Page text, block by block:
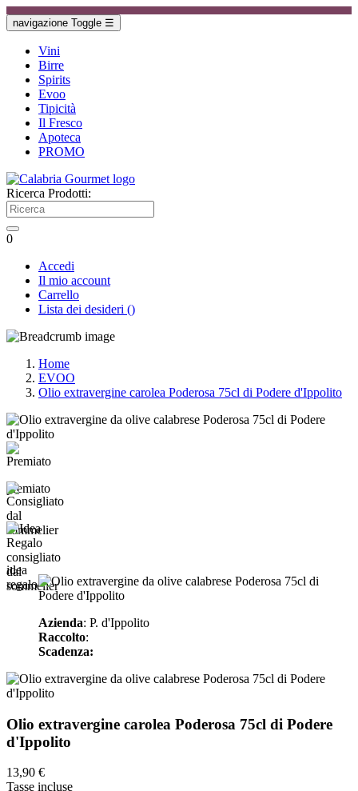
navigazione Toggle ☰
Vini
Birre
Spirits
Evoo
Tipicità
Il Fresco
Apoteca
PROMO
Ricerca Prodotti:
0
Accedi
Il mio account
Carrello
Lista dei desideri ()
Home
EVOO
Olio extravergine carolea Poderosa 75cl di Podere d'Ippolito
premiato
consigliato
dal
sommelier
idea
regalo
Azienda: P. d'Ippolito
Raccolto:
Scadenza:
Olio extravergine carolea Poderosa 75cl di Podere
d'Ippolito
13,90 €
Tasse incluse